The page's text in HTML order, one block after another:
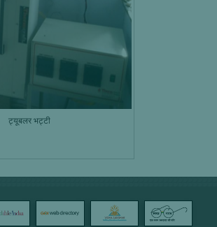
ट्यूबलर भट्टी